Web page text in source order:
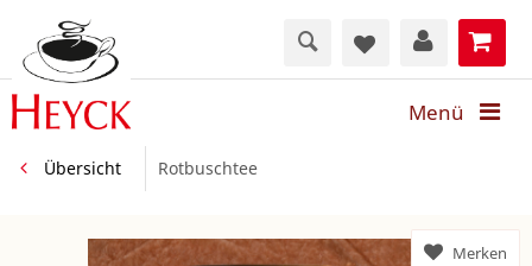
Menü
Übersicht Rotbuschtee
Merken